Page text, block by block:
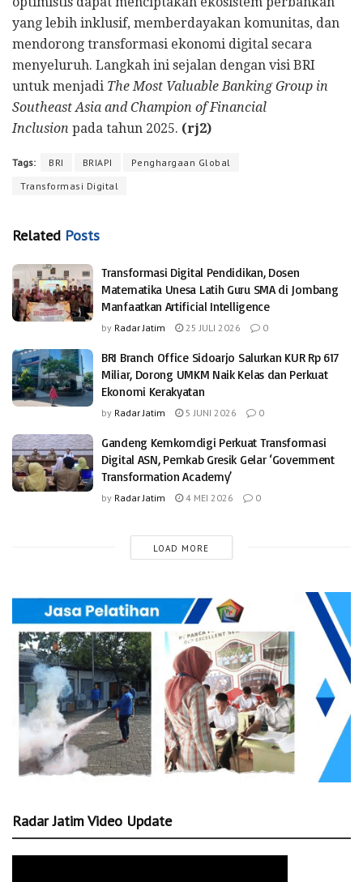
yang lebih inklusif, memberdayakan komunitas, dan
mendorong transformasi ekonomi digital secara
menyeluruh. Langkah ini sejalan dengan visi BRI
untuk menjadi The Most Valuable Banking Group in
Southeast Asia and Champion of Financial
Inclusion pada tahun 2025. (rj2)
Tags: BRI BRIAPI
Penghargaan Global
Transformasi Digital
Related Posts
Transformasi Digital Pendidikan, Dosen
Matematika Unesa Latih Guru SMA di Jombang
Manfaatkan Artificial Intelligence
by Radar Jatim 25 JULI 2026 0
BRI Branch Office Sidoarjo Salurkan KUR Rp 617
Miliar, Dorong UMKM Naik Kelas dan Perkuat
Ekonomi Kerakyatan
by Radar Jatim 5 JUNI 2026 0
Gandeng Kemkomdigi Perkuat Transformasi
Digital ASN, Pemkab Gresik Gelar ‘Government
Transformation Academy’
by Radar Jatim 4 MEI 2026 0
LOAD MORE
Radar Jatim Video Update